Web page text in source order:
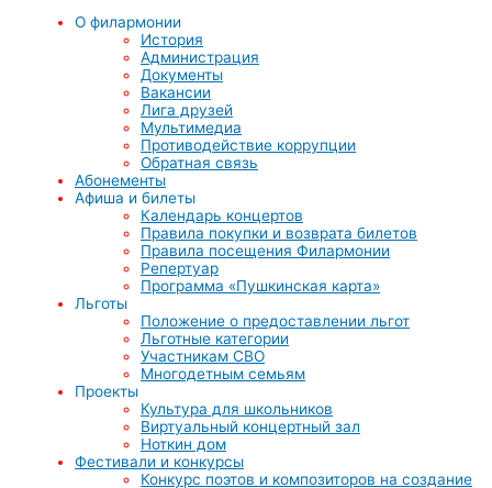
О филармонии
История
Администрация
Документы
Вакансии
Лига друзей
Мультимедиа
Противодействие коррупции
Обратная связь
Абонементы
Афиша и билеты
Календарь концертов
Правила покупки и возврата билетов
Правила посещения Филармонии
Репертуар
Программа «Пушкинская карта»
Льготы
Положение о предоставлении льгот
Льготные категории
Участникам СВО
Многодетным семьям
Проекты
Культура для школьников
Виртуальный концертный зал
Ноткин дом
Фестивали и конкурсы
Конкурс поэтов и композиторов на создание